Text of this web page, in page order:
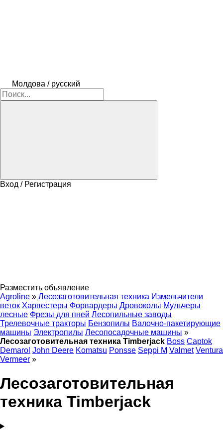
Молдова / русский
Вход / Регистрация
Разместить объявление
Agroline » Лесозаготовительная техника Измельчители
веток Харвестеры Форвардеры Дровоколы Мульчеры
лесные Фрезы для пней Лесопильные заводы
Трелевочные тракторы Бензопилы Валочно-пакетирующие
машины Электропилы Лесопосадочные машины »
Лесозаготовительная техника Timberjack Boss Captok
Demarol John Deere Komatsu Ponsse Seppi M Valmet Ventura
Vermeer »
Лесозаготовительная
техника Timberjack